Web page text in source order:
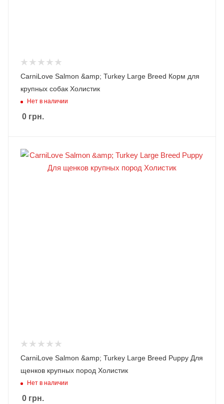
CarniLove Salmon &amp; Turkey Large Breed Корм для
крупных собак Холистик
Нет в наличии
0 грн.
CarniLove Salmon &amp; Turkey Large Breed Puppy Для
щенков крупных пород Холистик
Нет в наличии
0 грн.